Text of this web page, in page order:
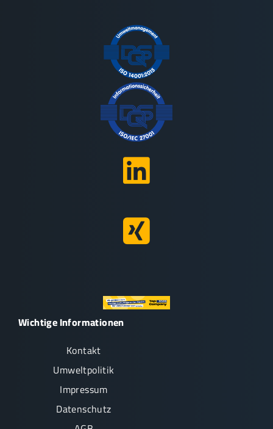
Wichtige Informationen
Kontakt
Umweltpolitik
Impressum
Datenschutz